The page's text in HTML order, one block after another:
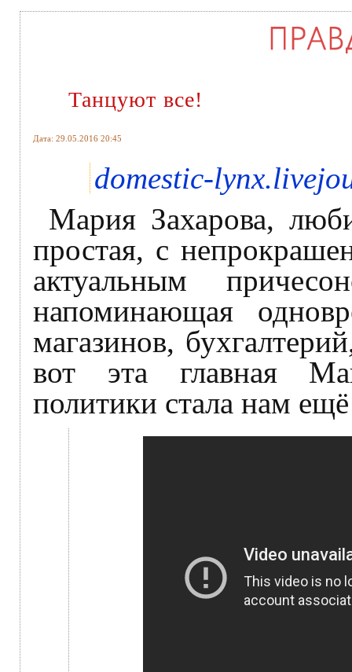
Танцуют все!
Дата: 29.05.2016 20:45
domestic-
Мария Захарова,
простая, с
актуальным
напоминающая
магазинов,
вот эта главная
политики стала нам